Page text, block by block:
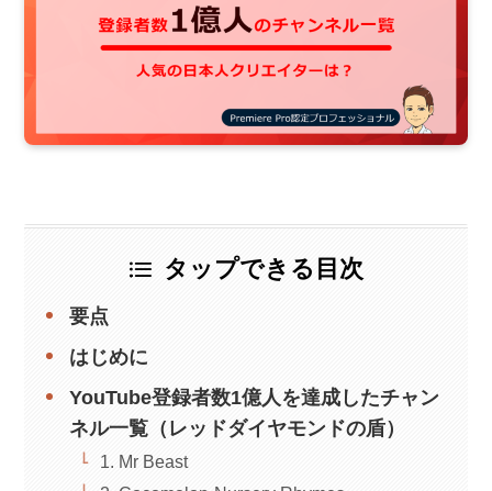
タップできる目次
要点
はじめに
YouTube登録者数1億人を達成したチャン
ネル一覧（レッドダイヤモンドの盾）
1. Mr Beast